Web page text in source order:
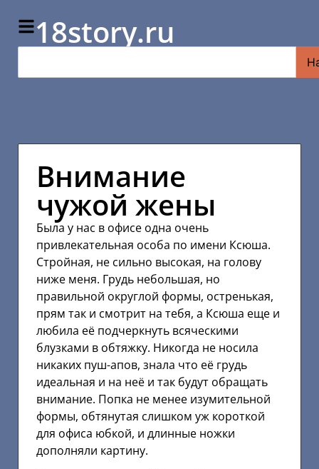
18story.ru
Внимание
чужой жены
Была у нас в офисе одна очень
привлекательная особа по имени Ксюша.
Стройная, не сильно высокая, на голову
ниже меня. Грудь небольшая, но
правильной округлой формы, остренькая,
прям так и смотрит на тебя, а Ксюша еще и
любила её подчеркнуть всяческими
блузками в обтяжку. Никогда не носила
никаких пуш-апов, знала что её грудь
идеальная и на неё и так будут обращать
внимание. Попка не менее изумительной
формы, обтянутая слишком уж короткой
для офиса юбкой, и длинные ножки
дополняли картину.